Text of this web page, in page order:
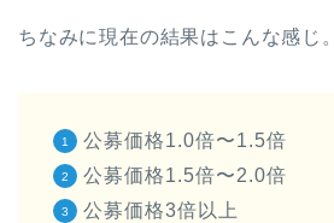
ちなみに現在の結果はこんな感じ。
公募価格1.0倍〜1.5倍
公募価格1.5倍〜2.0倍
公募価格3倍以上